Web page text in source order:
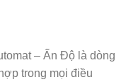
– Ấn Độ là dòng
trong mọi điều